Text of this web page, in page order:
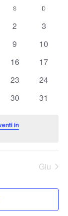
viste
S D
0
2
0
3
0
9
0
10
0
16
0
17
0
23
0
24
0
30
0
31
in
Giu